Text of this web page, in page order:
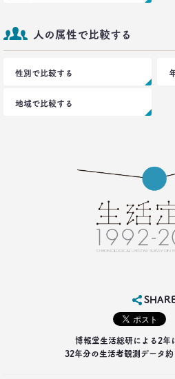
人の属性で比較する
性別で比較する
地域で比較する
博報堂生活総研による2年
32年分の生活者観測データ